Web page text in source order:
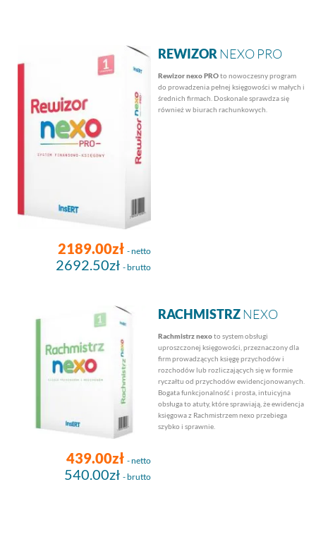
2189.00zł - netto
2692.50zł - brutto
REWIZOR NEXO PRO
Rewizor nexo PROto nowoczesny program
do prowadzenia pełnej księgowości w małych i
średnich firmach. Doskonale sprawdza się
również w biurach rachunkowych.
439.00zł - netto
540.00zł - brutto
RACHMISTRZNEXO
Rachmistrz nexoto system obsługi
uproszczonej księgowości, przeznaczony dla
firm prowadzących księgę przychodów i
rozchodów lub rozliczających się w formie
ryczałtu od przychodów ewidencjonowanych.
Bogata funkcjonalność i prosta, intuicyjna
obsługa to atuty, które sprawiają, że ewidencja
księgowa z Rachmistrzem nexo przebiega
szybko i sprawnie.